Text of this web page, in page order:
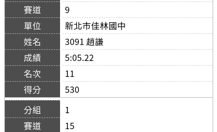
9
新北市佳林國中
3091 趙謙
5:05.22
11
530
1
15